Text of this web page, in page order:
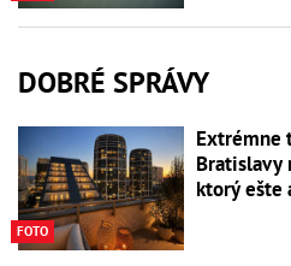
DOBRÉ SPRÁVY
FOTO
Extrémne
Bratislavy
ktorý ešte